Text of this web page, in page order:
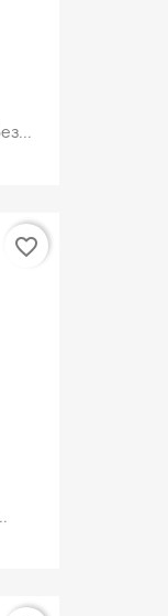
favorite_border